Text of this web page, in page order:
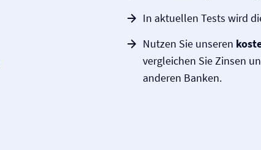
In aktuellen Tests wird
Nutzen Sie unseren
vergleichen Sie Zinsen
anderen Banken.